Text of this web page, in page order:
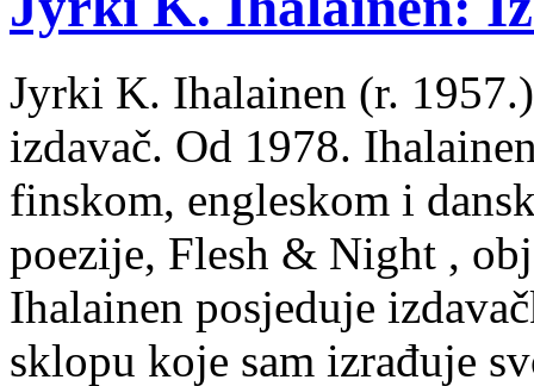
Jyrki K. Ihalainen (r.
izdavač. Od 1978.
finskom, engleskom i
poezije, Flesh & Night ,
Ihalainen posjeduje
sklopu koje sam izrađuje